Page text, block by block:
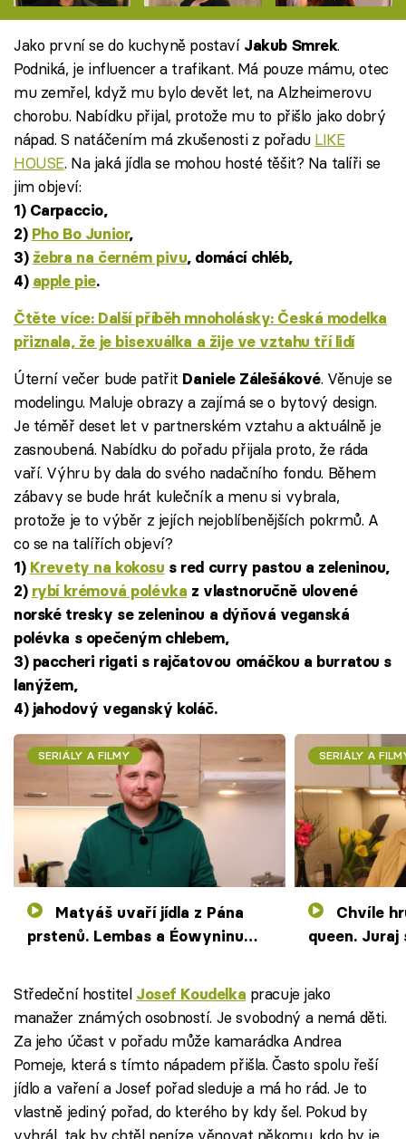
Jako první se do kuchyně postaví Jakub Smrek.
Podniká, je influencer a trafikant. Má pouze mámu, otec
mu zemřel, když mu bylo devět let, na Alzheimerovu
chorobu. Nabídku přijal, protože mu to přišlo jako dobrý
nápad. S natáčením má zkušenosti z pořadu LIKE
HOUSE. Na jaká jídla se mohou hosté těšit? Na talíři se
jim objeví:
1) Carpaccio,
2) Pho Bo Junior,
3) žebra na černém pivu, domácí chléb,
4) apple pie.
Čtěte více: Další příběh mnoholásky: Česká modelka
přiznala, že je bisexuálka a žije ve vztahu tří lidí
Úterní večer bude patřit Daniele Zálešákové. Věnuje se
modelingu. Maluje obrazy a zajímá se o bytový design.
Je téměř deset let v partnerském vztahu a aktuálně je
zasnoubená. Nabídku do pořadu přijala proto, že ráda
vaří. Výhru by dala do svého nadačního fondu. Během
zábavy se bude hrát kulečník a menu si vybrala,
protože je to výběr z jejích nejoblíbenějších pokrmů. A
co se na talířích objeví?
1) Krevety na kokosu s red curry pastou a zeleninou,
2) rybí krémová polévka z vlastnoručně ulovené
norské tresky se zeleninou a dýňová veganská
polévka s opečeným chlebem,
3) paccheri rigati s rajčatovou omáčkou a burratou s
lanýžem,
4) jahodový veganský koláč.
SERIÁLY A FILMY
prstenů. Lembas a Éowyninu
SERIÁLY A
queen. Juraj
Středeční hostitel Josef Koudelka pracuje jako
manažer známých osobností. Je svobodný a nemá děti.
Za jeho účast v pořadu může kamarádka Andrea
Pomeje, která s tímto nápadem přišla. Často spolu řeší
jídlo a vaření a Josef pořad sleduje a má ho rád. Je to
vlastně jediný pořad, do kterého by kdy šel. Pokud by
vyhrál, tak by chtěl peníze věnovat někomu, kdo by je